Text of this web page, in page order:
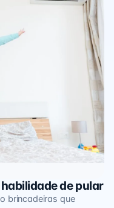
de pular
brincadeiras que